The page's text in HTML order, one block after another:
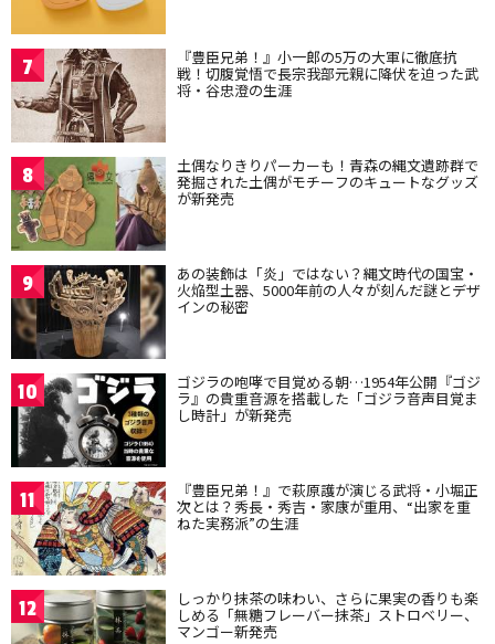
7 『豊臣兄弟！』小一郎の5万の大軍に徹底抗
戦！切腹覚悟で長宗我部元親に降伏を迫った武
将・谷忠澄の生涯
8 土偶なりきりパーカーも！青森の縄文遺跡群で
発掘された土偶がモチーフのキュートなグッズ
が新発売
9 あの装飾は「炎」ではない？縄文時代の国宝・
火焔型土器、5000年前の人々が刻んだ謎とデザ
インの秘密
10 ゴジラの咆哮で目覚める朝…1954年公開『ゴジ
ラ』の貴重音源を搭載した「ゴジラ音声目覚ま
し時計」が新発売
11 『豊臣兄弟！』で萩原護が演じる武将・小堀正
次とは？秀長・秀吉・家康が重用、“出家を重
ねた実務派”の生涯
12 しっかり抹茶の味わい、さらに果実の香りも楽
しめる「無糖フレーバー抹茶」ストロベリー、
マンゴー新発売